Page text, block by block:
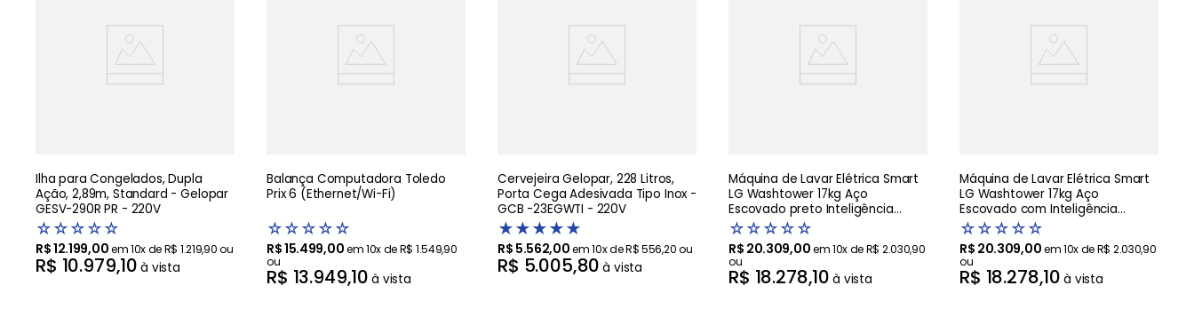
Ilha para Congelados, Dupla
Ação, 2,89m, Standard - Gelopar
GESV-290R PR - 220V
☆☆☆☆☆
R$12.199,00em10x deR$ 1.219,90ou
R$ 10.979,10 à vista
Balança Computadora Toledo
Prix 6 (Ethernet/Wi-Fi)
☆☆☆☆☆
R$15.499,00em10x deR$ 1.549,90
ou
R$ 13.949,10 à vista
Cervejeira Gelopar, 228 Litros,
Porta Cega Adesivada Tipo Inox -
GCB -23EGWTI - 220V
★★★★★
R$ 5.562,00em10x deR$556,20ou
R$ 5.005,80 à vista
Máquina de Lavar Elétrica Smart
LG Washtower 17kg Aço
Escovado preto Inteligência
Artificial AIDD - WK17BS6A
☆☆☆☆☆
R$ 20.309,00em10x deR$ 2.030,90
ou
R$ 18.278,10 à vista
Máquina de Lavar Elétrica Smart
LG Washtower 17kg Aço
Escovado com Inteligência
Artificial AIDD - WK17VS6A -220V
☆☆☆☆☆
R$ 20.309,00em10x deR$ 2.030,90
ou
R$ 18.278,10 à vista